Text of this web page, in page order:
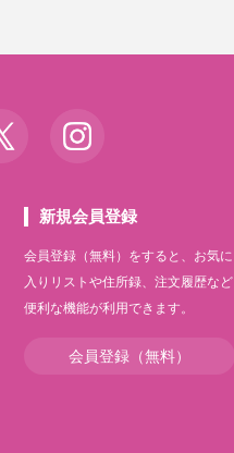
新規会員登録
会員登録（無料）をすると、お気に
入りリストや住所録、注文履歴など
便利な機能が利用できます。
会員登録（無料）